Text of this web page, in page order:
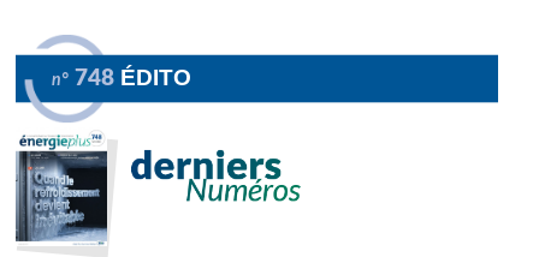
n° 748 ÉDITO